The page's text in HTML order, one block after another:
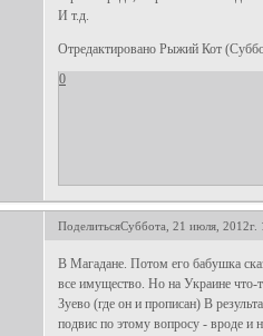
И т.д.
Отредактировано Рыжий Кот
0
ПоделитьсяСуббота, 21 июля, 2012г.
В Магадане. Потом его бабушка
все имущество. Но на Украине что-
Зуево (где он и прописан) В
подвис по этому вопросу - вроде и